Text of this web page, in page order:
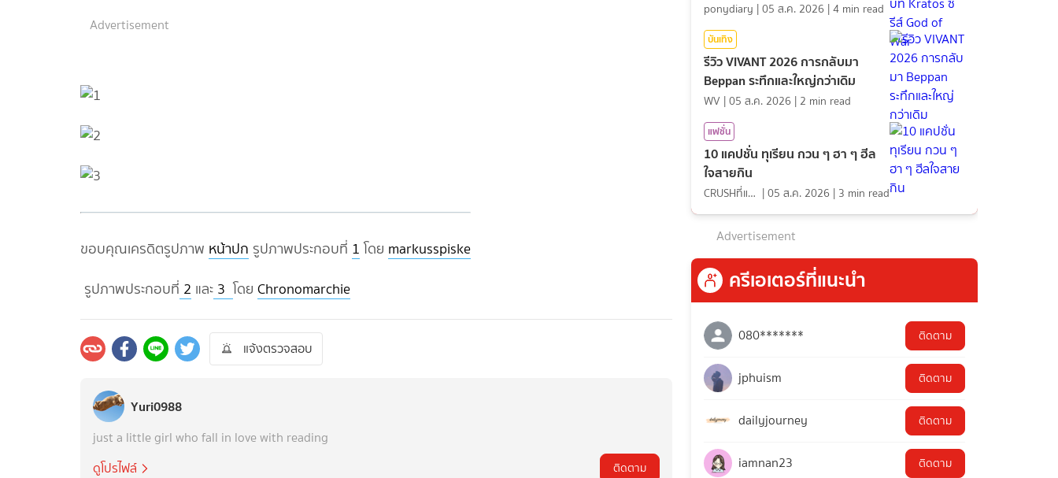
Advertisement
ขอบคุณเครดิตรูปภาพ หน้าปก รูปภาพประกอบที่ 1โดย markusspiske
รูปภาพประกอบที่ 2 และ 3โดย Chronomarchie
แจ้งตรวจสอบ
Yuri0988
just a little girl who fall in love with reading
ดูโปรไฟล์
ติดตาม
ponydiary |05 ส.ค. 2026 |4 min read
บันเทิง
รีวิว VIVANT 2026 การกลับมา
Beppan ระทึกและใหญ่กว่าเดิม
WV |05 ส.ค. 2026 | 2 min read
แฟชั่น
10 แคปชั่น ทุเรียน กวน ๆ ฮา ๆ ฮีล
ใจสายกิน
CRUSHที่แปลว่าแอบชอบ |05 ส.ค. 2026 | 3 min read
Advertisement
ครีเอเตอร์ที่แนะนำ
080******* ติดตาม
jphuism ติดตาม
dailyjourney ติดตาม
iamnan23 ติดตาม